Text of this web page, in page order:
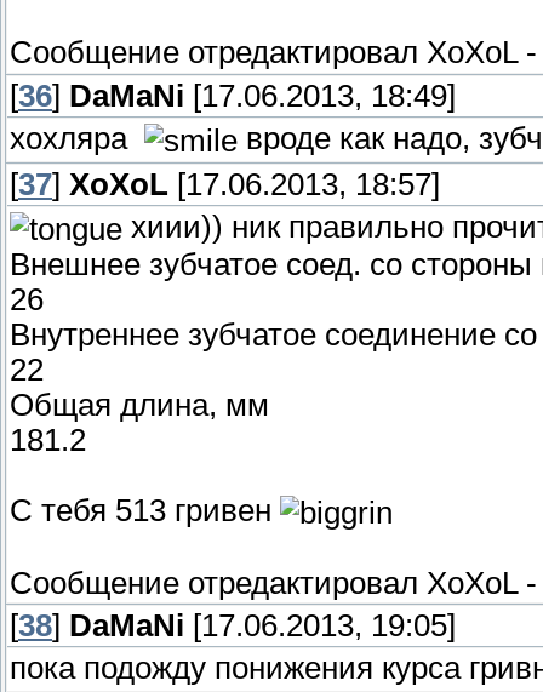
Сообщение отредактировал XoXoL
[36] DaMaNi [17.06.2013, 18:49]
хохляра
вроде как надо,
[37] XoXoL [17.06.2013, 18:57]
хиии)) ник правильно
Внешнее зубчатое соед. со стороны
26
Внутреннее зубчатое соединение
22
Общая длина, мм
181.2
С тебя 513 гривен
Сообщение отредактировал XoXoL
[38] DaMaNi [17.06.2013, 19:05]
пока подожду понижения курса